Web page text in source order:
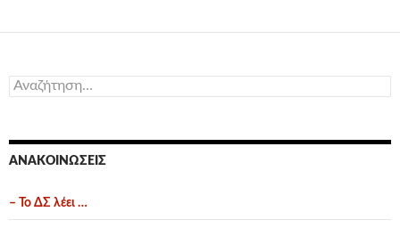
Αναζήτηση
για:
ΑΝΑΚΟΙΝΏΣΕΙΣ
– Το ΔΣ λέει …